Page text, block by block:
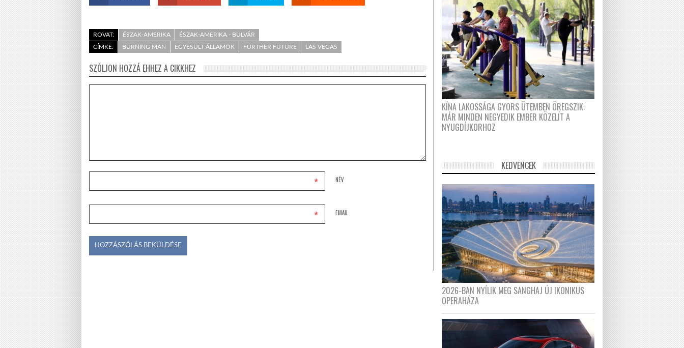
ROVAT: ÉSZAK-AMERIKA
ÉSZAK-AMERIKA - BULVÁR
CÍMKE:
BURNING MAN EGYESÜLT ÁLLAMOK FURTHER FUTURE LAS VEGAS
SZÓLJON HOZZÁ EHHEZ A CIKKHEZ
NÉV
*
EMAIL
*
KÍNA LAKOSSÁGA GYORS ÜTEMBEN ÖREGSZIK:
MÁR MINDEN NEGYEDIK EMBER KÖZELÍT A
NYUGDÍJKORHOZ
KEDVENCEK
2026-BAN NYÍLIK MEG SANGHAJ ÚJ IKONIKUS
OPERAHÁZA